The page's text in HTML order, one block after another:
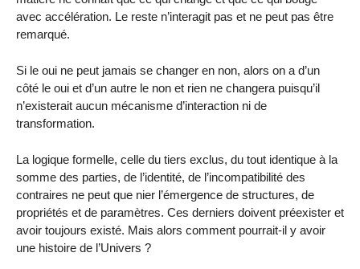
avec accélération. Le reste n’interagit pas et ne peut pas être
remarqué.
Si le oui ne peut jamais se changer en non, alors on a d’un
côté le oui et d’un autre le non et rien ne changera puisqu’il
n’existerait aucun mécanisme d’interaction ni de
transformation.
La logique formelle, celle du tiers exclus, du tout identique à la
somme des parties, de l’identité, de l’incompatibilité des
contraires ne peut que nier l’émergence de structures, de
propriétés et de paramètres. Ces derniers doivent préexister et
avoir toujours existé. Mais alors comment pourrait-il y avoir
une histoire de l’Univers ?